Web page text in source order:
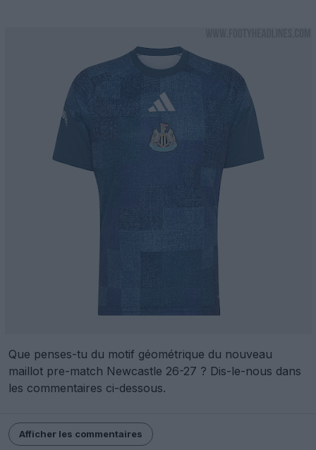
Que penses-tu du motif géométrique du nouveau
maillot pre-match Newcastle 26-27 ? Dis-le-nous dans
les commentaires ci-dessous.
Afficher les commentaires